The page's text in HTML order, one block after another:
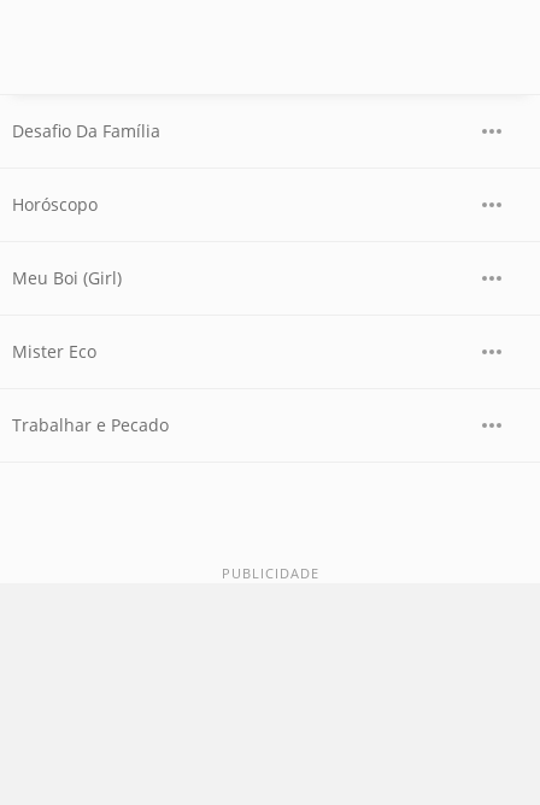
Desafio Da Família
Horóscopo
Meu Boi (Girl)
Mister Eco
Trabalhar e Pecado